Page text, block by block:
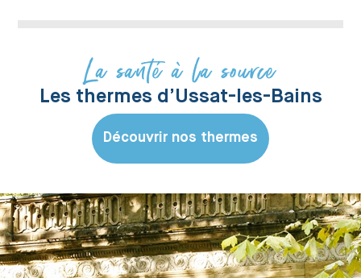
La santé à la source
Les thermes d’Ussat-les-Bains
Découvrir nos thermes